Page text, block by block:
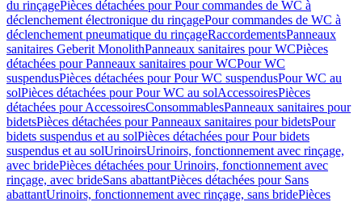
du rinçagePièces détachées pour Pour commandes de WC à
déclenchement électronique du rinçagePour commandes de WC à
déclenchement pneumatique du rinçageRaccordementsPanneaux
sanitaires Geberit MonolithPanneaux sanitaires pour WCPièces
détachées pour Panneaux sanitaires pour WCPour WC
suspendusPièces détachées pour Pour WC suspendusPour WC au
solPièces détachées pour Pour WC au solAccessoiresPièces
détachées pour AccessoiresConsommablesPanneaux sanitaires pour
bidetsPièces détachées pour Panneaux sanitaires pour bidetsPour
bidets suspendus et au solPièces détachées pour Pour bidets
suspendus et au solUrinoirsUrinoirs, fonctionnement avec rinçage,
avec bridePièces détachées pour Urinoirs, fonctionnement avec
rinçage, avec brideSans abattantPièces détachées pour Sans
abattantUrinoirs, fonctionnement avec rinçage, sans bridePièces